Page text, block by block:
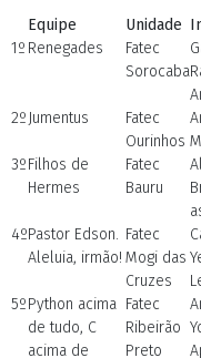
Equipe Unidade
1º Renegades
Fatec
Sorocaba
2º Jumentus
Fatec
Ourinhos
3ºFilhos de
Hermes
Fatec
Bauru
4ºPastor Edson.
Aleluia, irmão!
Fatec
Mogi das
Cruzes
5ºPython acima
de tudo, C
acima de
Fatec
Ribeirão
Preto